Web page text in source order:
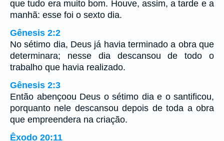
que tudo era muito bom. Houve, assim, a tarde e a
manhã: esse foi o sexto dia.
Gênesis 2:2
No sétimo dia, Deus já havia terminado a obra que
determinara; nesse dia descansou de todo o
trabalho que havia realizado.
Gênesis 2:3
Então abençoou Deus o sétimo dia e o santificou,
porquanto nele descansou depois de toda a obra
que empreendera na criação.
Êxodo 20:11